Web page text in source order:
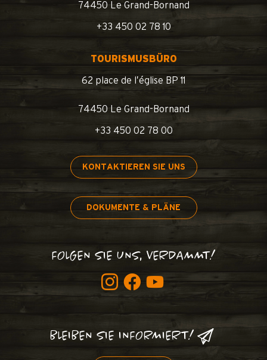
74450 Le Grand-Bornand
+33 450 02 78 10
TOURISMUSBÜRO
62 place de l’église BP 11
74450 Le Grand-Bornand
+33 450 02 78 00
KONTAKTIEREN SIE UNS
DOKUMENTE & PLÄNE
FOLGEN SIE UNS, VERDAMMT!
BLEIBEN SIE INFORMIERT!